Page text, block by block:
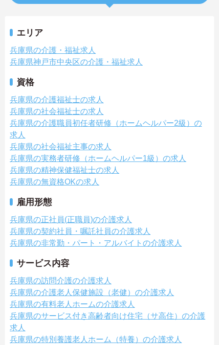
エリア
兵庫県の介護・福祉求人
兵庫県神戸市中央区の介護・福祉求人
資格
兵庫県の介護福祉士の求人
兵庫県の社会福祉士の求人
兵庫県の介護職員初任者研修（ホームヘルパー2級）の
求人
兵庫県の社会福祉主事の求人
兵庫県の実務者研修（ホームヘルパー1級）の求人
兵庫県の精神保健福祉士の求人
兵庫県の無資格OKの求人
雇用形態
兵庫県の正社員(正職員)の介護求人
兵庫県の契約社員・嘱託社員の介護求人
兵庫県の非常勤・パート・アルバイトの介護求人
サービス内容
兵庫県の訪問介護の介護求人
兵庫県の介護老人保健施設（老健）の介護求人
兵庫県の有料老人ホームの介護求人
兵庫県のサービス付き高齢者向け住宅（サ高住）の介護
求人
兵庫県の特別養護老人ホーム（特養）の介護求人